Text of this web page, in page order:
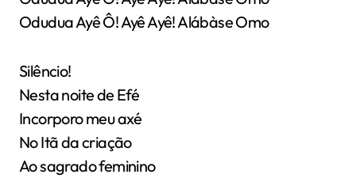
Odudua Ayê Ô! Ayê Ayê! Alábàse Omo
Silêncio!
Nesta noite de Efé
Incorporo meu axé
No Itã da criação
Ao sagrado feminino